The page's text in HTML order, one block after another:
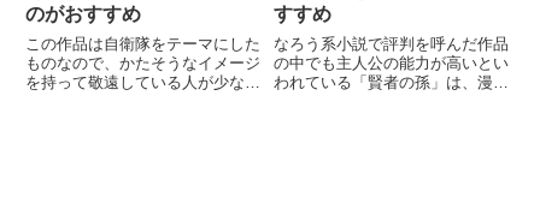
のがおすすめ
この作品は自衛隊をテーマにした
ものなので、かたそうなイメージ
を持って敬遠している人が少なく
すすめ
なろう系小説で評判を呼んだ作品
の中でも主人公の能力が高いとい
われている「賢者の孫」は、漫画